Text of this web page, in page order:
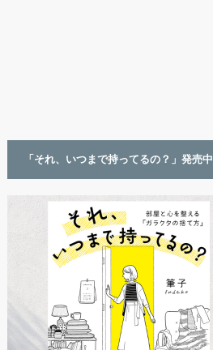
「それ、いつまで持ってるの？」発売中